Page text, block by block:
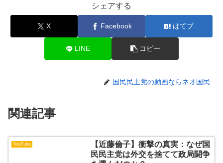
シェアする
X Facebook はてブ
LINE コピー
国民民主党の動画ならネオ国民
関連記事
YouTube
【近藤倫子】衝撃の真実：なぜ国
民民主党は外交を捨てて政局闘争